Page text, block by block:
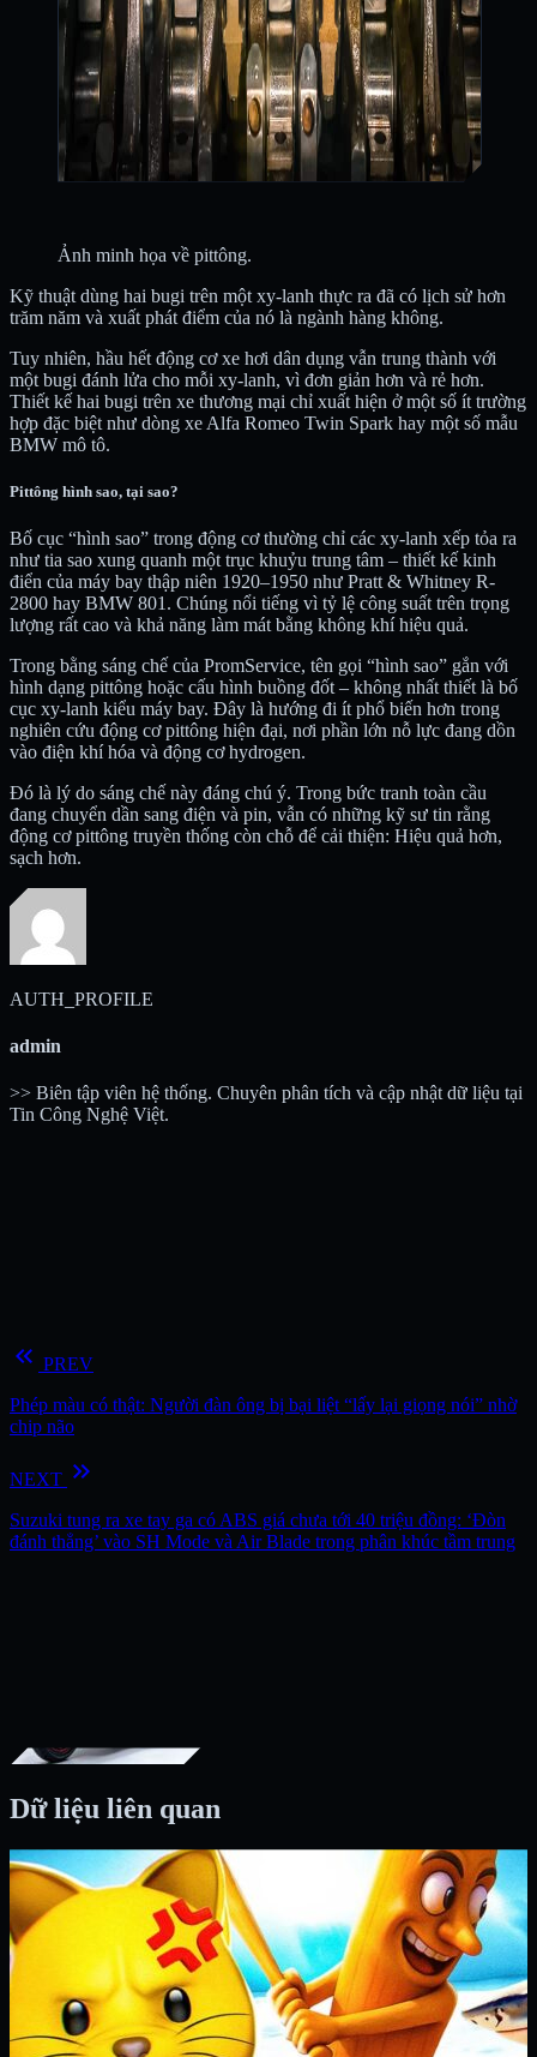
Ảnh minh họa về pittông.
Kỹ thuật dùng hai bugi trên một xy-lanh thực ra đã có lịch sử hơn
trăm năm và xuất phát điểm của nó là ngành hàng không.
Tuy nhiên, hầu hết động cơ xe hơi dân dụng vẫn trung thành với
một bugi đánh lửa cho mỗi xy-lanh, vì đơn giản hơn và rẻ hơn.
Thiết kế hai bugi trên xe thương mại chỉ xuất hiện ở một số ít trường
hợp đặc biệt như dòng xe Alfa Romeo Twin Spark hay một số mẫu
BMW mô tô.
Pittông hình sao, tại sao?
Bố cục “hình sao” trong động cơ thường chỉ các xy-lanh xếp tỏa ra
như tia sao xung quanh một trục khuỷu trung tâm – thiết kế kinh
điển của máy bay thập niên 1920–1950 như Pratt & Whitney R-
2800 hay BMW 801. Chúng nổi tiếng vì tỷ lệ công suất trên trọng
lượng rất cao và khả năng làm mát bằng không khí hiệu quả.
Trong bằng sáng chế của PromService, tên gọi “hình sao” gắn với
hình dạng pittông hoặc cấu hình buồng đốt – không nhất thiết là bố
cục xy-lanh kiểu máy bay. Đây là hướng đi ít phổ biến hơn trong
nghiên cứu động cơ pittông hiện đại, nơi phần lớn nỗ lực đang dồn
vào điện khí hóa và động cơ hydrogen.
Đó là lý do sáng chế này đáng chú ý. Trong bức tranh toàn cầu
đang chuyển dần sang điện và pin, vẫn có những kỹ sư tin rằng
động cơ pittông truyền thống còn chỗ để cải thiện: Hiệu quả hơn,
sạch hơn.
AUTH_PROFILE
admin
>> Biên tập viên hệ thống. Chuyên phân tích và cập nhật dữ liệu tại
Tin Công Nghệ Việt.
keyboard_double_arrow_left PREV
Phép màu có thật: Người đàn ông bị bại liệt “lấy lại giọng nói” nhờ
chip não
NEXT keyboard_double_arrow_right
Suzuki tung ra xe tay ga có ABS giá chưa tới 40 triệu đồng: ‘Đòn
đánh thẳng’ vào SH Mode và Air Blade trong phân khúc tầm trung
Dữ liệu liên quan